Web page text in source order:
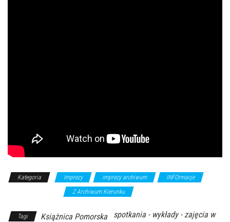
Kategoria Imprezy imprezy archiwum
INFOrmacje
Z Archiwum Kierunku
Tagi Książnica Pomorska
spotkania - wykłady - zajęcia w